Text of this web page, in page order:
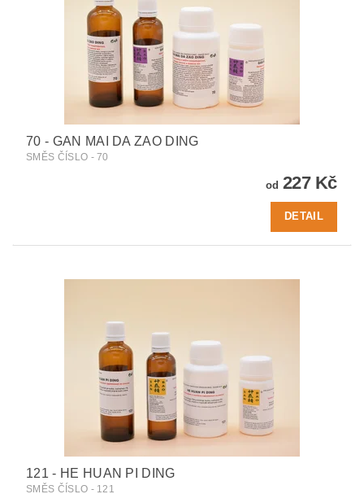
70 - GAN MAI DA ZAO DING
SMĚS ČÍSLO - 70
od 227 Kč
DETAIL
121 - HE HUAN PI DING
SMĚS ČÍSLO - 121